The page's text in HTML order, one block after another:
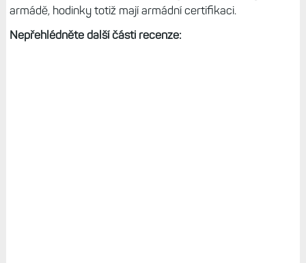
armádě, hodinky totiž mají armádní certifikaci.
Nepřehlédněte další části recenze: